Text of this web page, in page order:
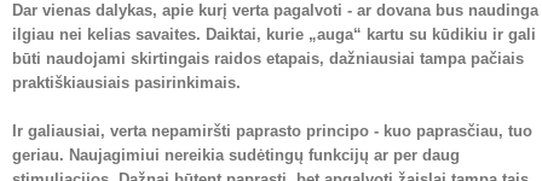
Dar vienas dalykas, apie kurį verta pagalvoti - ar dovana bus naudinga
ilgiau nei kelias savaites. Daiktai, kurie „auga“ kartu su kūdikiu ir gali
būti naudojami skirtingais raidos etapais, dažniausiai tampa pačiais
praktiškiausiais pasirinkimais.
Ir galiausiai, verta nepamiršti paprasto principo - kuo paprasčiau, tuo
geriau. Naujagimiui nereikia sudėtingų funkcijų ar per daug